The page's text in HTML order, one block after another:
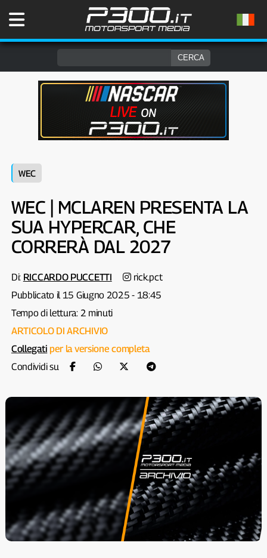
WEC
WEC | MCLAREN PRESENTA LA
SUA HYPERCAR, CHE
CORRERÀ DAL 2027
Di: RICCARDO PUCCETTI
rick.pct
Pubblicato il 15 Giugno 2025 - 18:45
Tempo di lettura: 2 minuti
ARTICOLO DI ARCHIVIO
Collegati per la versione completa
Condividi su